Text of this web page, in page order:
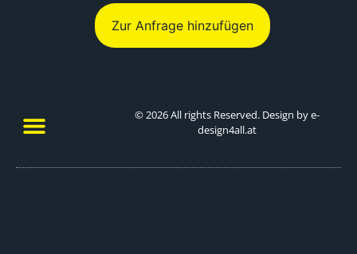
Zur Anfrage hinzufügen
© 2026 All rights Reserved. Design by e-
design4all.at